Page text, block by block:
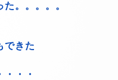
。。。。。
できた
・・